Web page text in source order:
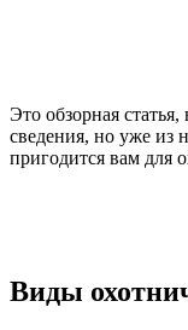
Это обзорная
сведения, но уже из
пригодится вам для
Виды